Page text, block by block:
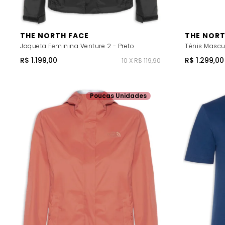
THE NORTH FACE
Jaqueta Feminina Venture 2 - Preto
R$ 1.199,00 10 X R$ 119,90
THE
Tênis
R$ 1.299,00
Poucas Unidades